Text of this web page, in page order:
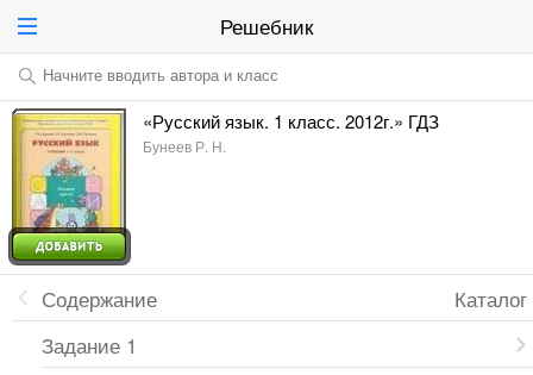
Решебник
Начните вводить автора и класс
«Русский язык. 1 класс. 2012г.» ГДЗ
Бунеев Р. Н.
Каталог
Содержание
Задание 1